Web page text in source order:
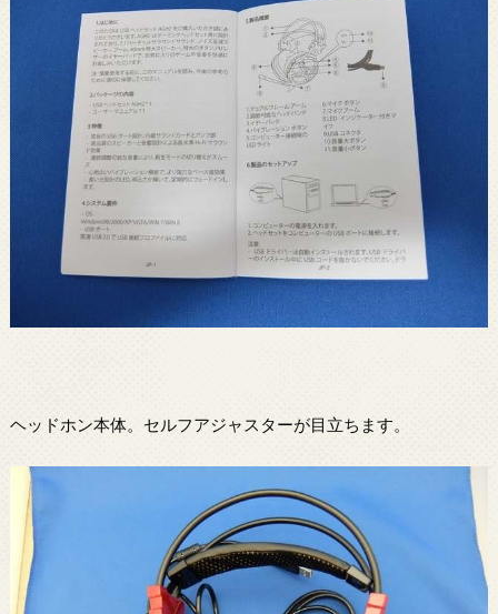
ヘッドホン本体。セルフアジャスターが目立ちます。